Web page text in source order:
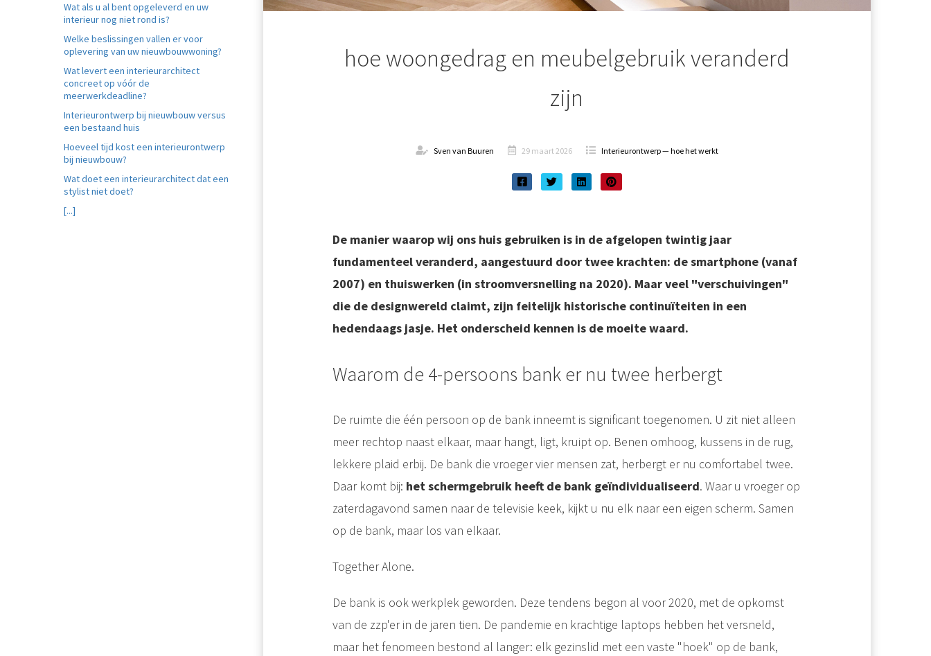
Wat als u al bent opgeleverd en uw
interieur nog niet rond is?
Welke beslissingen vallen er voor
oplevering van uw nieuwbouwwoning?
Wat levert een interieurarchitect
concreet op vóór de
meerwerkdeadline?
Interieurontwerp bij nieuwbouw versus
een bestaand huis
Hoeveel tijd kost een interieurontwerp
bij nieuwbouw?
Wat doet een interieurarchitect dat een
stylist niet doet?
[...]
hoe woongedrag en meubelgebruik veranderd
zijn
Sven van Buuren 29 maart 2026 Interieurontwerp — hoe het werkt
De manier waarop wij ons huis gebruiken is in de afgelopen twintig jaar
fundamenteel veranderd, aangestuurd door twee krachten: de smartphone (vanaf
2007) en thuiswerken (in stroomversnelling na 2020). Maar veel "verschuivingen"
die de designwereld claimt, zijn feitelijk historische continuïteiten in een
hedendaags jasje. Het onderscheid kennen is de moeite waard.
Waarom de 4-persoons bank er nu twee herbergt
De ruimte die één persoon op de bank inneemt is significant toegenomen. U zit niet alleen
meer rechtop naast elkaar, maar hangt, ligt, kruipt op. Benen omhoog, kussens in de rug,
lekkere plaid erbij. De bank die vroeger vier mensen zat, herbergt er nu comfortabel twee.
Daar komt bij: het schermgebruik heeft de bank geïndividualiseerd. Waar u vroeger op
zaterdagavond samen naar de televisie keek, kijkt u nu elk naar een eigen scherm. Samen
op de bank, maar los van elkaar.
Together Alone.
De bank is ook werkplek geworden. Deze tendens begon al voor 2020, met de opkomst
van de zzp'er in de jaren tien. De pandemie en krachtige laptops hebben het versneld,
maar het fenomeen bestond al langer: elk gezinslid met een vaste "hoek" op de bank,